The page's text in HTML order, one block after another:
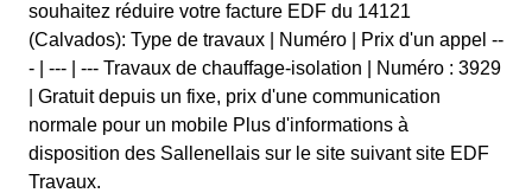
souhaitez réduire votre facture EDF du 14121
(Calvados): Type de travaux | Numéro | Prix d'un appel --
- | --- | --- Travaux de chauffage-isolation | Numéro : 3929
| Gratuit depuis un fixe, prix d'une communication
normale pour un mobile Plus d'informations à
disposition des Sallenellais sur le site suivant site EDF
Travaux.